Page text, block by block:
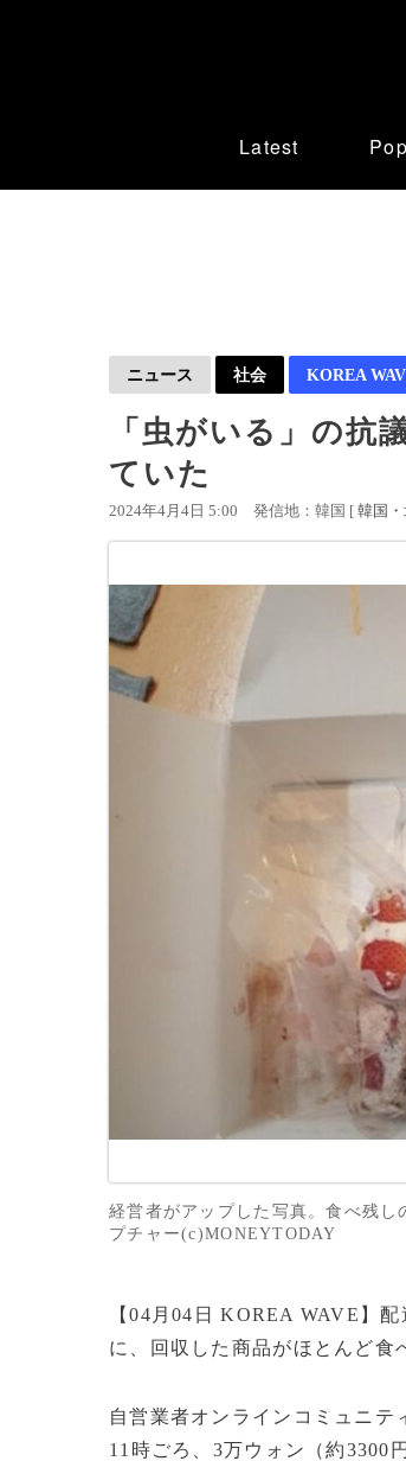
Latest
ニュース 社会 KOREA
「虫がいる」の
ていた
2024年4月4日 5:00 発信地：韓国 [ 韓国
経営者がアップした写真。食べ残
プチャー(c)MONEYTODAY
【04月04日 KOREA WAVE】
に、回収した商品がほとんど食
自営業者オンラインコミュニテ
11時ごろ、3万ウォン（約3300